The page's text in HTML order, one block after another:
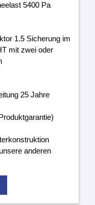
5400 Pa
1.5 Sicherung im
mit zwei oder
25 Jahre
anderen